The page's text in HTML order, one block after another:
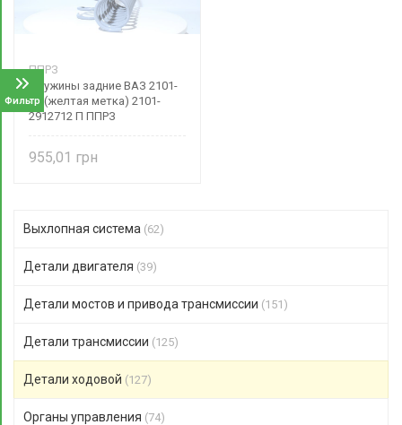
Фильтр
ППРЗ
Пружины задние ВАЗ 2101-
07 (желтая метка) 2101-
2912712 П ППРЗ
955,01
Выхлопная система (62)
Детали двигателя (39)
Детали мостов и привода трансмиссии (151)
Детали трансмиссии (125)
Детали ходовой (127)
Органы управления (74)